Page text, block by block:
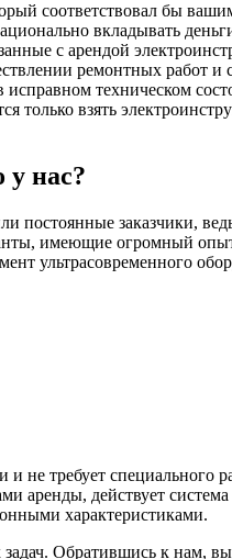
соответствовал бы
вкладывать
с арендой
ремонтных работ и
техническом
взять
у нас?
постоянные заказчики,
имеющие огромный
ультрасовременного
не требует специального
аренды, действует
характеристиками.
Обратившись к нам,